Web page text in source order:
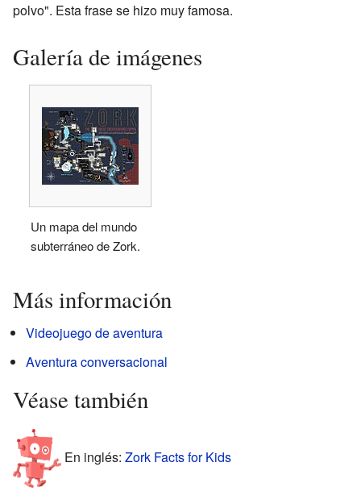
polvo". Esta frase se hizo muy famosa.
Galería de imágenes
Un mapa del mundo
subterráneo de Zork.
Más información
Videojuego de aventura
Aventura conversacional
Véase también
En inglés: Zork Facts for Kids